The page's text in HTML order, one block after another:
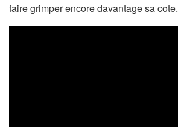
faire grimper encore davantage sa cote.